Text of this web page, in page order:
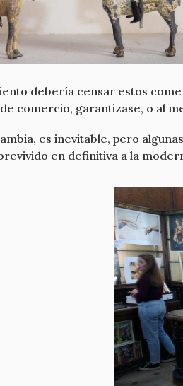
debería censar estos
comercio, garantizase, o al
es inevitable, pero
en definitiva a la